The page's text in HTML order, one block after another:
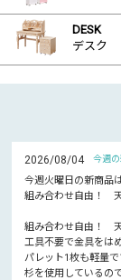
DESK
デスク
2026/08/04 今週
今週火曜日の新商品
組み合わせ自由！
組み合わせ自由！
工具不要で金具をは
パレット1枚も軽量
杉を使用しているの